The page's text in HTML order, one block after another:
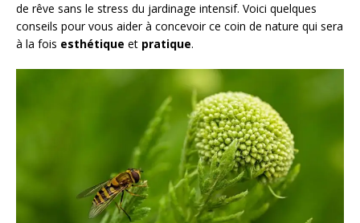
de rêve sans le stress du jardinage intensif. Voici quelques
conseils pour vous aider à concevoir ce coin de nature qui sera
à la fois esthétique et pratique.